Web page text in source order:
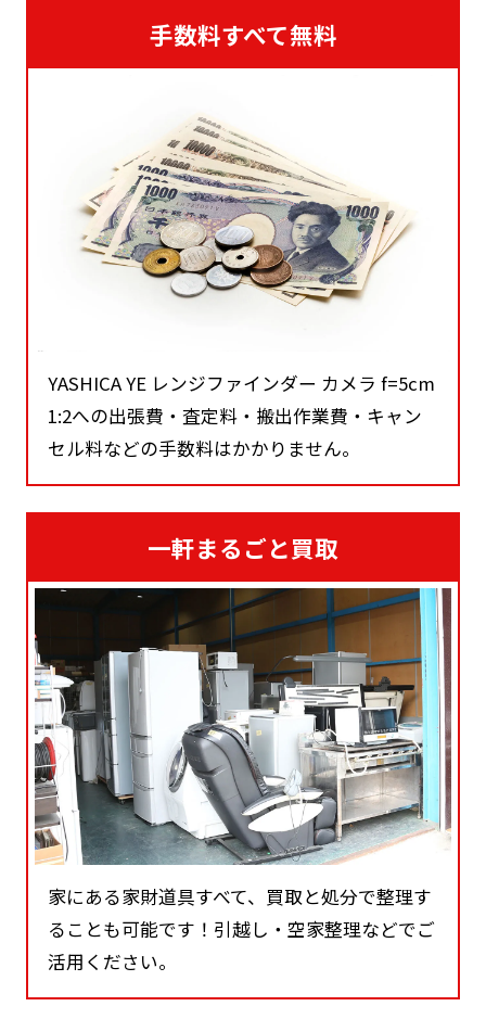
手数料すべて無料
YASHICA YE レンジファインダー カメラ f=5cm
1:2への出張費・査定料・搬出作業費・キャン
セル料などの手数料はかかりません。
一軒まるごと買取
家にある家財道具すべて、買取と処分で整理す
ることも可能です！引越し・空家整理などでご
活用ください。